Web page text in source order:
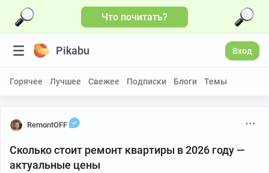
Что почитать?
Pikabu Вход
Горячее Лучшее Свежее Подписки Блоги Темы
RemontOFF
Сколько стоит ремонт квартиры в 2026 году —
актуальные цены